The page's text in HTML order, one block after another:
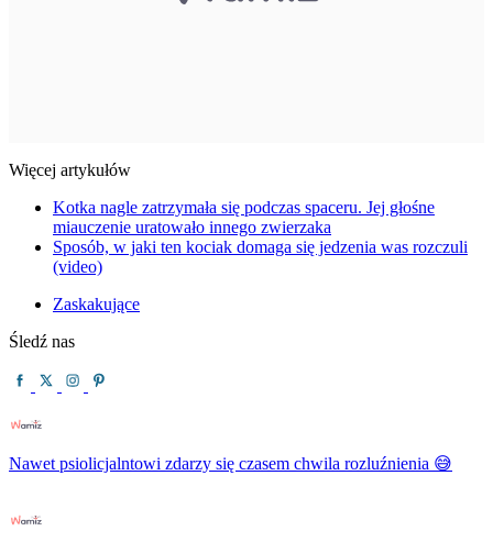
Więcej artykułów
Kotka nagle zatrzymała się podczas spaceru. Jej głośne
miauczenie uratowało innego zwierzaka
Sposób, w jaki ten kociak domaga się jedzenia was rozczuli
(video)
Zaskakujące
Śledź nas
Nawet psiolicjalntowi zdarzy się czasem chwila rozluźnienia 😅